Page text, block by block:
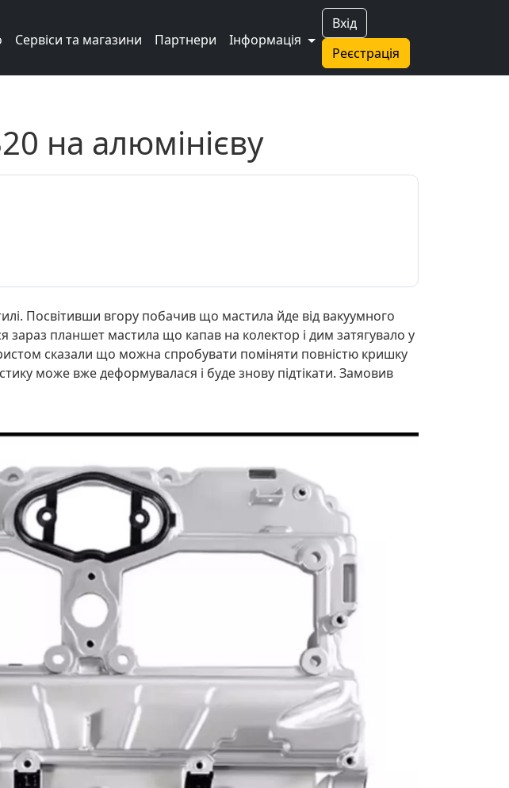
Вхід
Реєстрація
Сервіси та магазини Партнери Інформація
на алюмінієву
Посвітивши вгору побачив що мастила йде від вакуумного
зараз планшет мастила що капав на колектор і дим затягувало у
сказали що можна спробувати поміняти повністю кришку
може вже деформувалася і буде знову підтікати. Замовив